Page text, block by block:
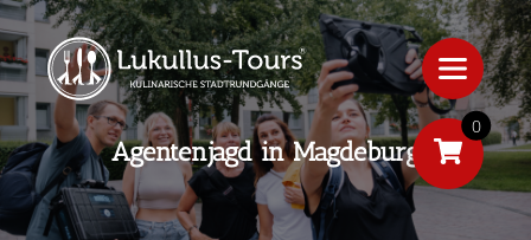
Agentenjagd in Magdeburg
0